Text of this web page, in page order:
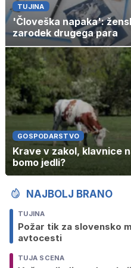
TUJINA
'Človeška napaka':
zarodek drugega para
GOSPODARSTVO
Krave v zakol, klavnice
bomo jedli?
NAJBOLJ BRANO
TUJINA
Požar tik za slovensko
avtocesti
TUJA SCENA